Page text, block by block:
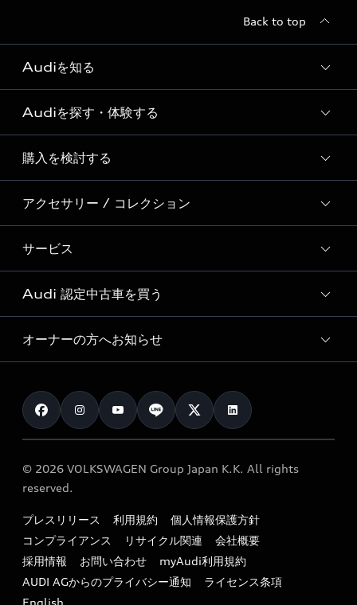
Back to top
Audiを知る
Audi ブランド
Story of Progress
Audi Sport
Formula 1®
デジタルサービス
Audiを探す・体験する
ディーラー検索
新車在庫検索
試乗車・展示車検索
見積り依頼
試乗予約
購入を検討する
モデル一覧
特別仕様モデル / 限定モデル
e-tronラインアップ
価格シミュレーション
車両比較
カタログ一覧
アクセサリー / コレクション
純正アクセサリー
オンラインショップ
Audi collection
アウディナビアプリ
サービス
サービス入庫予約
サービスプログラム
メンテナンス
車検 / 定期点検
e-tronアフターサポート
myAudi
Audi 認定中古車を買う
Audi認定中古車
クオリティ
保証
メンテナンス
ファイナンス
キャンペーン / イベント
買取査定
オーナーの方へお知らせ
お知らせ
オーナー様向けキャンペーン
特定整備適用車一覧
リサイクル法
よくある質問（FAQ）
© 2026 VOLKSWAGEN Group Japan K.K. All rights
reserved.
プレスリリース 利用規約
個人情報保護方針
コンプライアンス
リサイクル関連
会社概要
採用情報
お問い合わせ
myAudi利用規約
AUDI AGからのプライバシー通知
ライセンス条項
English